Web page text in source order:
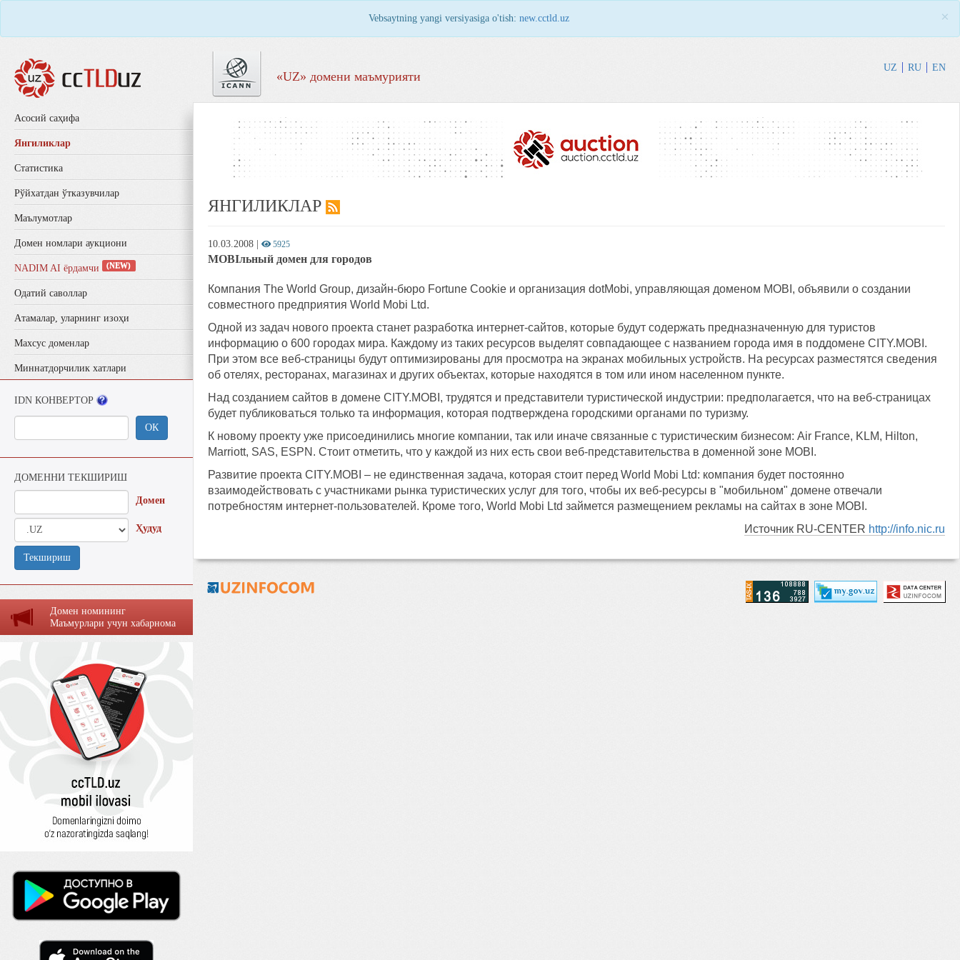
Vebsaytning yangi versiyasiga o'tish: new.cctld.uz ×
«UZ» домени маъмурияти
UZ RU EN
Aсосий саҳифа
Янгиликлар
Статистика
Рўйхатдан ўтказувчилар
Маълумотлар
Домен номлари аукциони
NADIM AI ёрдамчи (NEW)
Одатий саволлар
Aтамалар, уларнинг изоҳи
Махсус доменлар
Миннатдорчилик хатлари
IDN КОНВЕРТОР
ОК
ДОМЕННИ ТЕКШИРИШ
Домен
Ҳудуд
Текшириш
Домен номининг
Маъмурлaри учун хaбaрномa
ЯНГИЛИКЛАР
10.03.2008 5925
MOBIльный домен для городов
Компания The World Group, дизайн-бюро Fortune Cookie и организация dotMobi, управляющая доменом MOBI, объявили о создании
совместного предприятия World Mobi Ltd.
Одной из задач нового проекта станет разработка интернет-сайтов, которые будут содержать предназначенную для туристов
информацию о 600 городах мира. Каждому из таких ресурсов выделят совпадающее с названием города имя в поддомене CITY.MOBI.
При этом все веб-страницы будут оптимизированы для просмотра на экранах мобильных устройств. На ресурсах разместятся сведения
об отелях, ресторанах, магазинах и других объектах, которые находятся в том или ином населенном пункте.
Над созданием сайтов в домене CITY.MOBI, трудятся и представители туристической индустрии: предполагается, что на веб-страницах
будет публиковаться только та информация, которая подтверждена городскими органами по туризму.
К новому проекту уже присоединились многие компании, так или иначе связанные с туристическим бизнесом: Air France, KLM, Hilton,
Marriott, SAS, ESPN. Стоит отметить, что у каждой из них есть свои веб-представительства в доменной зоне MOBI.
Развитие проекта CITY.MOBI – не единственная задача, которая стоит перед World Mobi Ltd: компания будет постоянно
взаимодействовать с участниками рынка туристических услуг для того, чтобы их веб-ресурсы в "мобильном" домене отвечали
потребностям интернет-пользователей. Кроме того, World Mobi Ltd займется размещением рекламы на сайтах в зоне MOBI.
Источник RU-CENTER http://info.nic.ru